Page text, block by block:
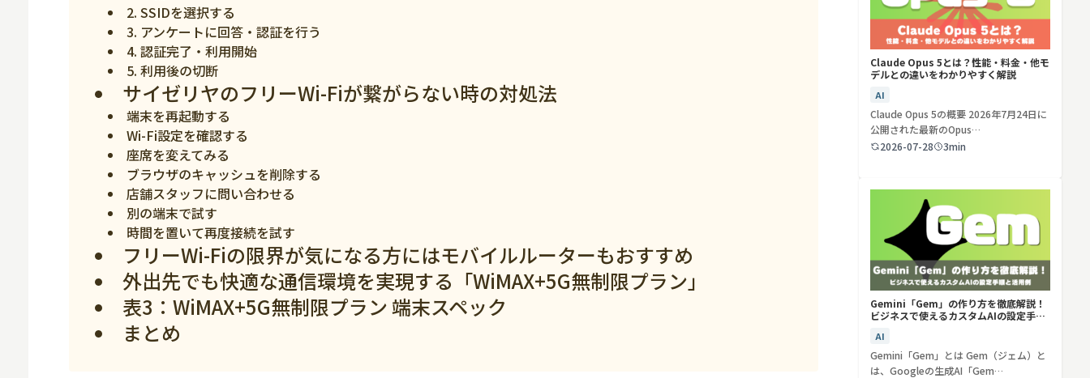
2. SSIDを選択する
3. アンケートに回答・認証を行う
4. 認証完了・利用開始
5. 利用後の切断
サイゼリヤのフリーWi-Fiが繋がらない時の対処法
端末を再起動する
Wi-Fi設定を確認する
座席を変えてみる
ブラウザのキャッシュを削除する
店舗スタッフに問い合わせる
別の端末で試す
時間を置いて再度接続を試す
フリーWi-Fiの限界が気になる方にはモバイルルーターもおすすめ
外出先でも快適な通信環境を実現する「WiMAX+5G無制限プラン」
表3：WiMAX+5G無制限プラン 端末スペック
まとめ
Claude Opus 5とは？性能・料金・他モ
デルとの違いをわかりやすく解説
AI
Claude Opus 5の概要 2026年7月24日に
公開された最新のOpus…
2026-07-28
3min
Gemini「Gem」の作り方を徹底解説！
ビジネスで使えるカスタムAIの設定手順
AI
Gemini「Gem」とは Gem（ジェム）と
は、Googleの生成AI「Gem…